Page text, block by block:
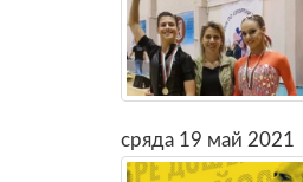
сряда 19 май 2021